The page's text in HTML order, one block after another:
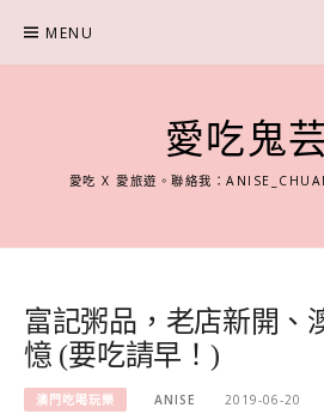
content
MENU
愛吃鬼
愛吃 X 愛旅遊。聯絡我：
富記粥品，老店新開、
憶 (要吃請早！)
澳門吃喝玩樂 ANISE 2019-06-20